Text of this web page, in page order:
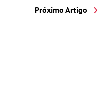
Próximo Artigo